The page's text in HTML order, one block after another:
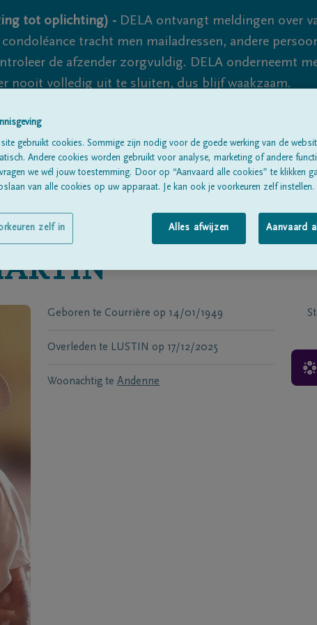
tot oplichting) - DELA ontvangt meldingen over
tracht men mailadressen, andere
de afzender zorgvuldig. DELA onderneemt
nooit volledig uit te sluiten, dus blijf waakzaam.
Alle rouwberichtenOver ons
Geboren te Courrière op 14/01/1949
Overleden te LUSTIN op 17/12/2025
Woonachtig te Andenne
gebruikt cookies. Sommige zijn nodig voor de goede werking van de
Andere cookies worden gebruikt voor analyse, marketing of andere
we wél jouw toestemming. Door op “Aanvaard alle cookies” te klikken
van alle cookies op uw apparaat. Je kan ook je voorkeuren zelf instellen.
Alles afwijzen Aanvaard
zelf in